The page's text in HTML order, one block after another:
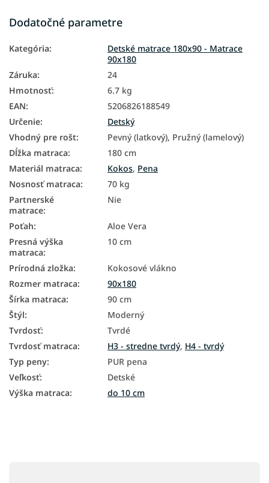
Dodatočné parametre
Kategória:
Detské matrace 180x90 - Matrace
90x180
Záruka:
24
Hmotnosť:
6.7 kg
EAN:
5206826188549
Určenie:
Detský
Vhodný pre rošt:
Pevný (latkový), Pružný (lamelový)
Dĺžka matraca:
180 cm
Materiál matraca: Kokos, Pena
Nosnosť matraca:
70 kg
Partnerské
matrace:
Nie
Poťah:
Aloe Vera
Presná výška
matraca:
10 cm
Prírodná zložka:
Kokosové vlákno
Rozmer matraca:
90x180
Šírka matraca:
90 cm
Štýl:
Moderný
Tvrdosť:
Tvrdé
Tvrdosť matraca: H3 - stredne tvrdý, H4 - tvrdý
Typ peny:
PUR pena
Veľkosť:
Detské
Výška matraca: do 10 cm